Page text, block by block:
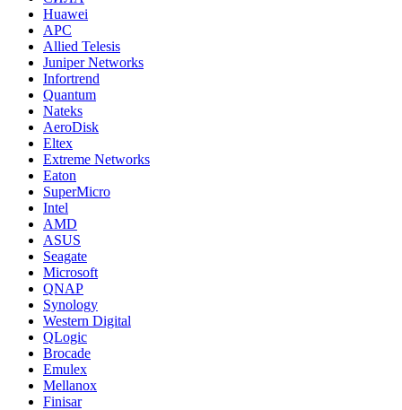
Huawei
APC
Allied Telesis
Juniper Networks
Infortrend
Quantum
Nateks
AeroDisk
Eltex
Extreme Networks
Eaton
SuperMicro
Intel
AMD
ASUS
Seagate
Microsoft
QNAP
Synology
Western Digital
QLogic
Brocade
Emulex
Mellanox
Finisar